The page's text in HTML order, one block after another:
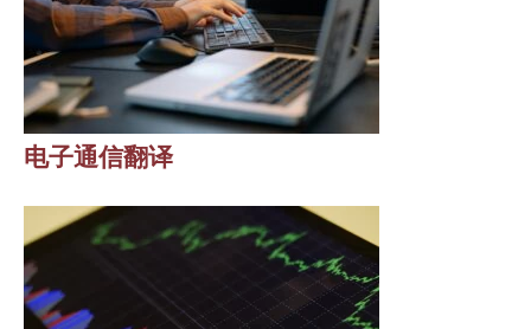
电子通信翻译